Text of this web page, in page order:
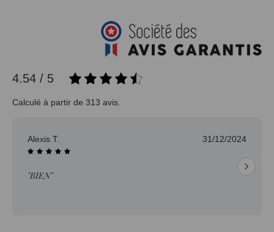
4.54 / 5
Calculé à partir de 313 avis.
Alexis T. 31/12/2024
"BIEN"